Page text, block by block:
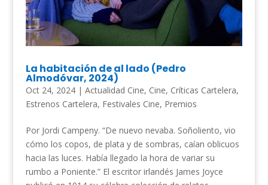
La habitación de al lado (Pedro
Almodóvar, 2024)
Oct 24, 2024| Actualidad Cine, Cine, Críticas Cartelera,
Estrenos Cartelera, Festivales Cine, Premios
Por Jordi Campeny. “De nuevo nevaba. Soñoliento, vio
cómo los copos, de plata y de sombras, caían oblicuos
hacia las luces. Había llegado la hora de variar su
rumbo a Poniente.” El escritor irlandés James Joyce